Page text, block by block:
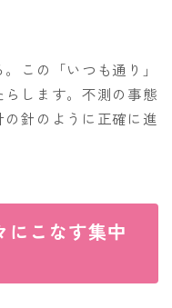
この「いつも通り」
します。不測の事態
針のように正確に進
にこなす集中